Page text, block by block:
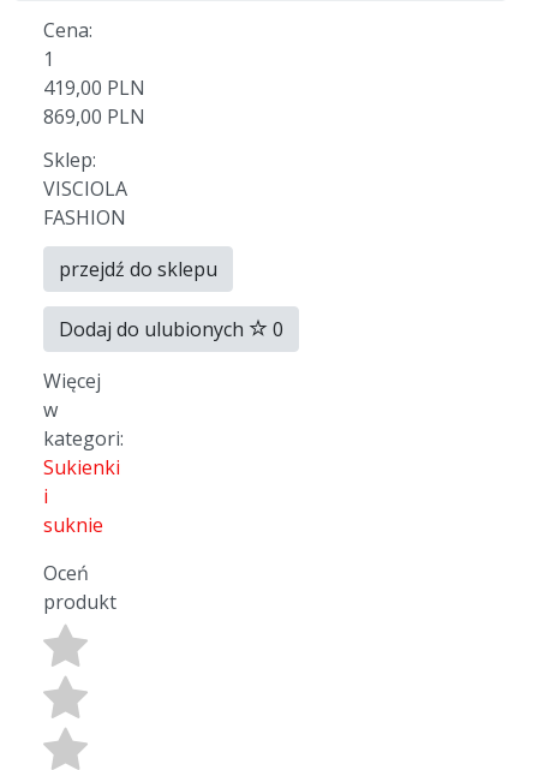
Cena:
1
419,00 PLN
869,00 PLN
Sklep:
VISCIOLA
FASHION
przejdź do sklepu
Dodaj do ulubionych
0
Więcej
w
kategori:
Sukienki
i
suknie
Oceń
produkt